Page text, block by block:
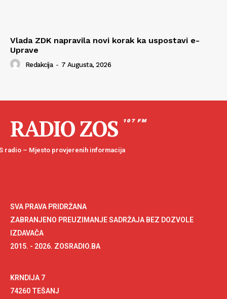
Vlada ZDK napravila novi korak ka uspostavi e-
Uprave
Redakcija - 7 Augusta, 2026
RADIO ZOS 107 FM
radio – Mjesto provjerenih informacija
SVA PRAVA PRIDRŽANA
ZABRANJENO PREUZIMANJE SADRŽAJA BEZ DOZVOLE
IZDAVAČA
2015. - 2026. ZOSRADIO.BA
KRNDIJA 7
74260 TEŠANJ